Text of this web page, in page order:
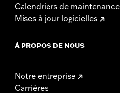
Calendriers de maintenance
Mises à jour logicielles
À PROPOS DE NOUS
Notre entreprise
Carrières